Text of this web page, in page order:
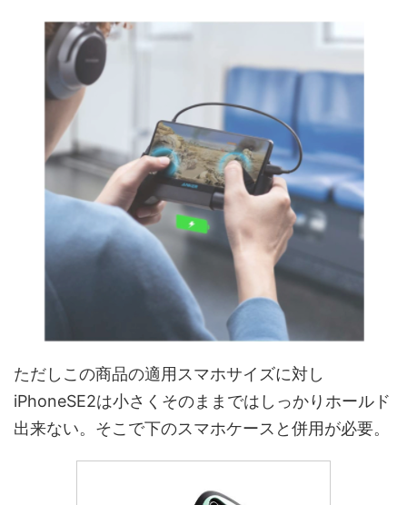
ただしこの商品の適用スマホサイズに対し
iPhoneSE2は小さくそのままではしっかりホールド
出来ない。そこで下のスマホケースと併用が必要。